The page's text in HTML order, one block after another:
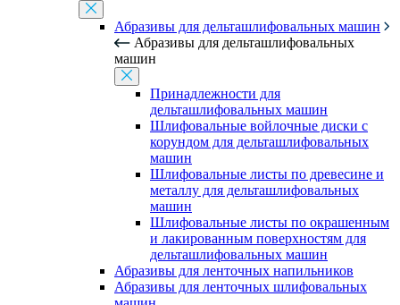
Абразивы для дельташлифовальных машин
Абразивы для дельташлифовальных
машин
Принадлежности для
дельташлифовальных машин
Шлифовальные войлочные диски с
корундом для дельташлифовальных
машин
Шлифовальные листы по древесине и
металлу для дельташлифовальных
машин
Шлифовальные листы по окрашенным
и лакированным поверхностям для
дельташлифовальных машин
Абразивы для ленточных напильников
Абразивы для ленточных шлифовальных